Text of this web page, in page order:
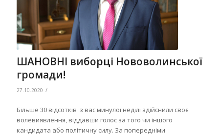
ШАНОВНІ виборці Нововолинської
громади!
27.10.2020 /
Більше 30 відсотків з вас минулої неділі здійснили своє
волевиявлення, віддавши голос за того чи іншого
кандидата або політичну силу. За попередніми